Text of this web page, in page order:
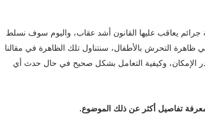
جرائم يعاقب عليها القانون أشد عقاب، واليوم سوف نسلط
ظاهرة التحرش بالأطفال، سنتناول تلك الظاهرة في مقالنا
وكيفية التعامل بشكل صحيح في حال حدث أي